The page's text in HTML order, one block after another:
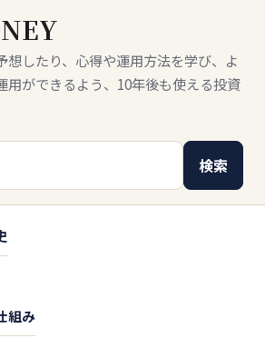
想したり、心得や運用方法を学び、よ
用ができるよう、10年後も使える投資
検索
組み